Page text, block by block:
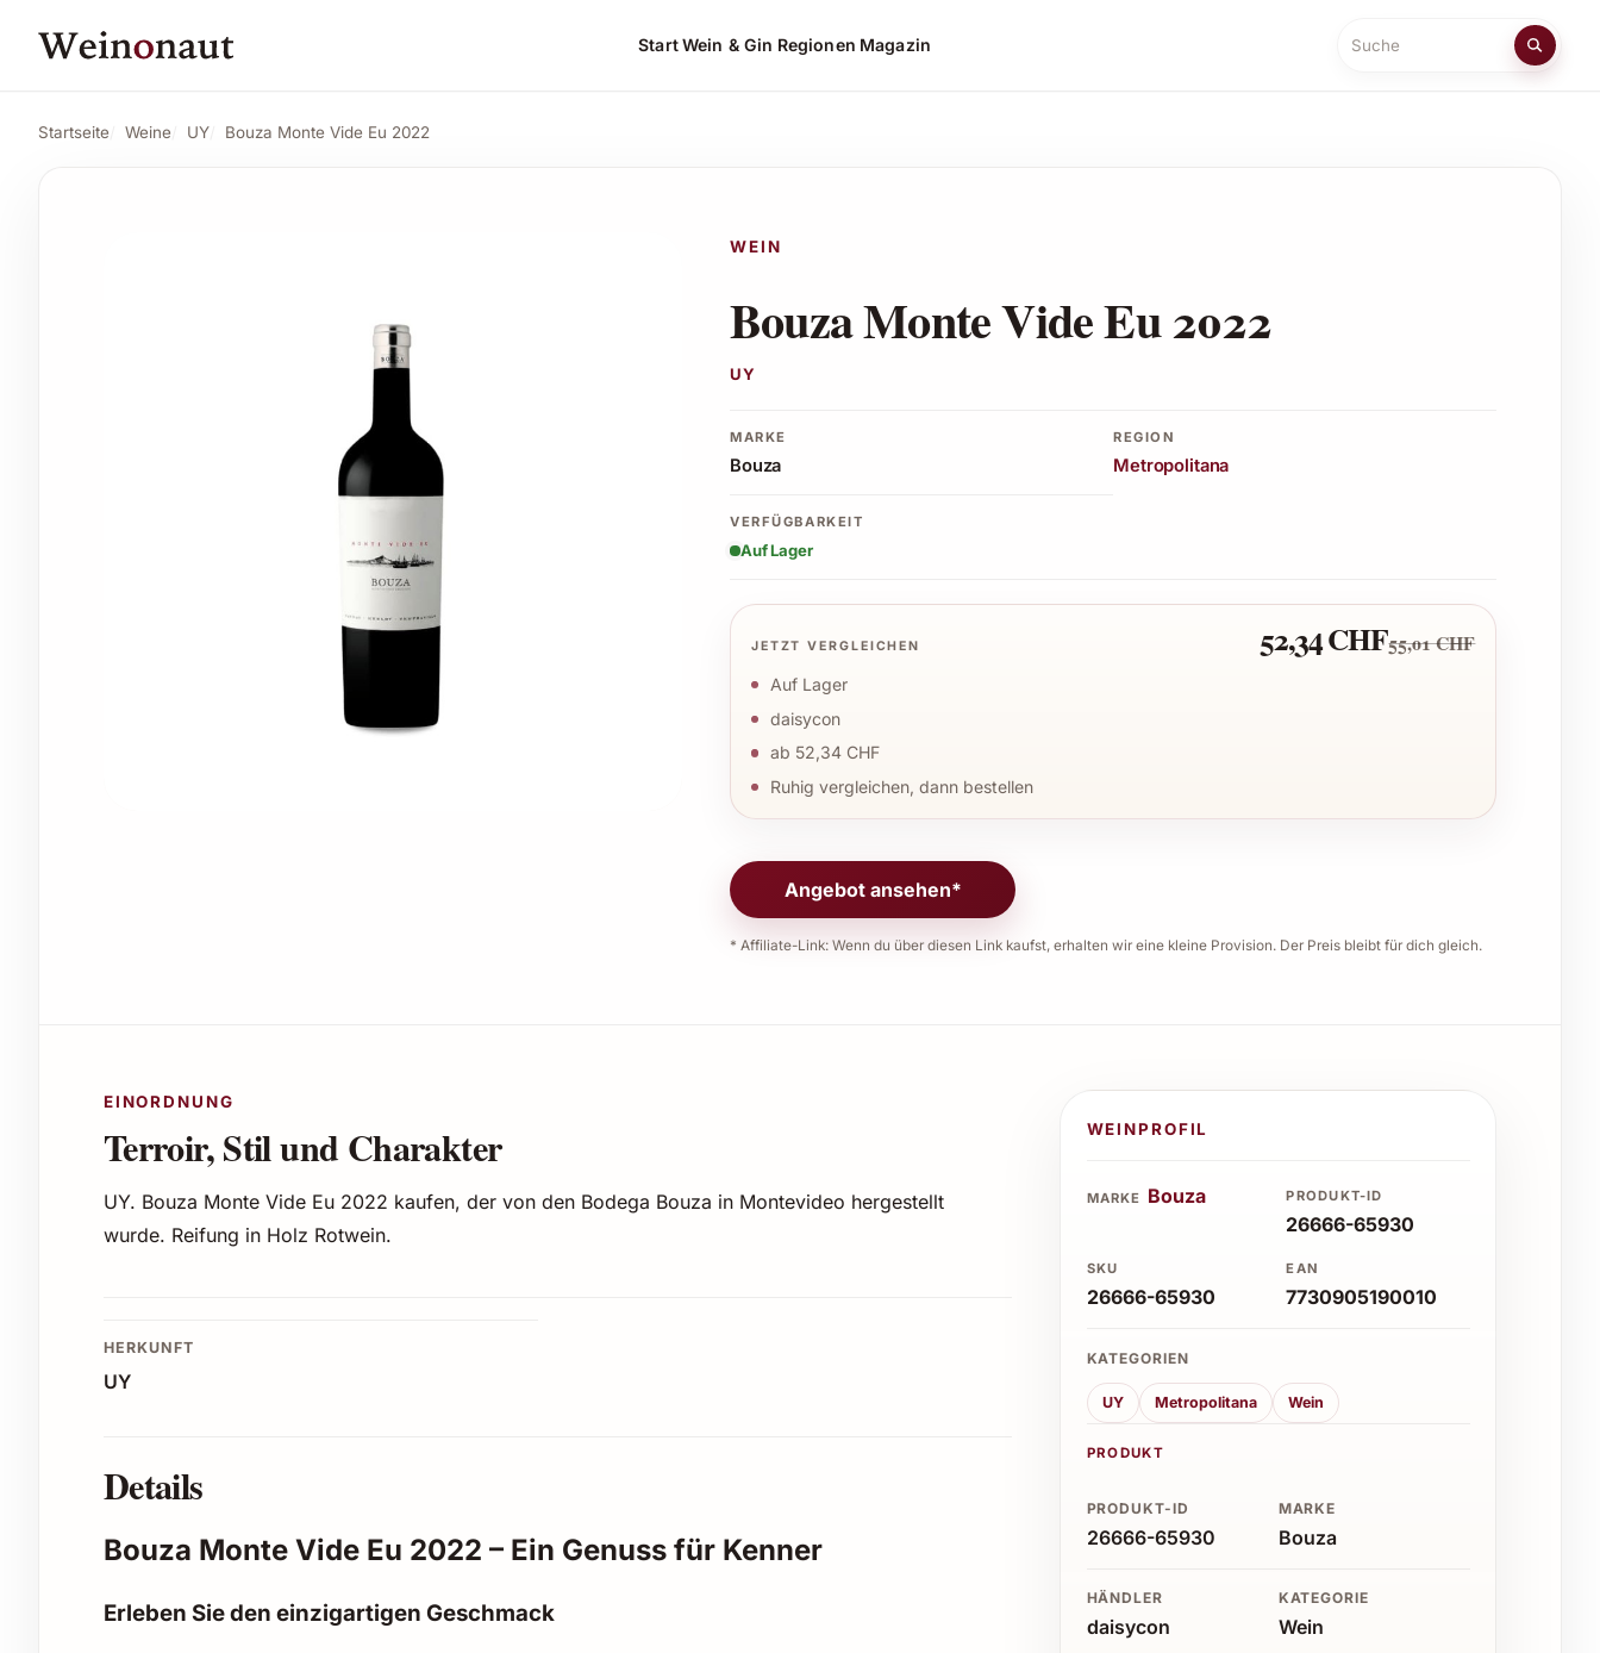
StartWein & Gin Regionen Magazin
Suche
Startseite Weine UY Bouza Monte Vide Eu 2022
WEIN
Bouza Monte Vide Eu 2022
UY
MARKE
Bouza
REGION
Metropolitana
VERFÜGBARKEIT
Auf Lager
JETZT VERGLEICHEN 52,34 CHF55,01 CHF
Auf Lager
daisycon
ab 52,34 CHF
Ruhig vergleichen, dann bestellen
Angebot ansehen*
* Affiliate-Link: Wenn du über diesen Link kaufst, erhalten wir eine kleine Provision. Der Preis bleibt für dich gleich.
EINORDNUNG
Terroir, Stil und Charakter
UY. Bouza Monte Vide Eu 2022 kaufen, der von den Bodega Bouza in Montevideo hergestellt
wurde. Reifung in Holz Rotwein.
HERKUNFT
UY
Details
Bouza Monte Vide Eu 2022 – Ein Genuss für Kenner
Erleben Sie den einzigartigen Geschmack
WEINPROFIL
MARKE Bouza PRODUKT-ID
26666-65930
SKU
26666-65930
EAN
7730905190010
KATEGORIEN
UY Metropolitana Wein
PRODUKT
PRODUKT-ID
26666-65930
MARKE
Bouza
HÄNDLER
daisycon
KATEGORIE
Wein